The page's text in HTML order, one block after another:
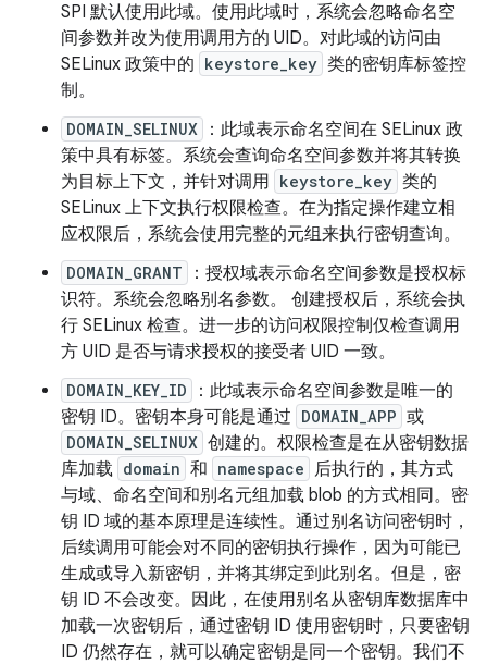
SPI 默认使用此域。使用此域时，系统会忽略命名空
间参数并改为使用调用方的 UID。对此域的访问由
SELinux 政策中的 keystore_key 类的密钥库标签控
制。
DOMAIN_SELINUX
：此域表示命名空间在 SELinux 政
策中具有标签。系统会查询命名空间参数并将其转换
为目标上下文，并针对调用 keystore_key 类的
SELinux 上下文执行权限检查。在为指定操作建立相
应权限后，系统会使用完整的元组来执行密钥查询。
DOMAIN_GRANT
：授权域表示命名空间参数是授权标
识符。系统会忽略别名参数。 创建授权后，系统会执
行 SELinux 检查。进一步的访问权限控制仅检查调用
方 UID 是否与请求授权的接受者 UID 一致。
DOMAIN_KEY_ID
：此域表示命名空间参数是唯一的
密钥 ID。密钥本身可能是通过 DOMAIN_APP 或
DOMAIN_SELINUX 创建的。权限检查是在从密钥数据
库加载 domain 和 namespace 后执行的，其方式
与域、命名空间和别名元组加载 blob 的方式相同。密
钥 ID 域的基本原理是连续性。通过别名访问密钥时，
后续调用可能会对不同的密钥执行操作，因为可能已
生成或导入新密钥，并将其绑定到此别名。但是，密
钥 ID 不会改变。因此，在使用别名从密钥库数据库中
加载一次密钥后，通过密钥 ID 使用密钥时，只要密钥
ID 仍然存在，就可以确定密钥是同一个密钥。我们不